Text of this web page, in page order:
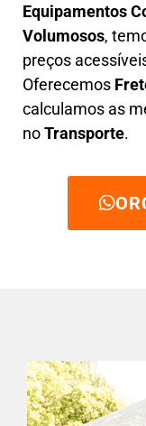
Equipamentos
Volumosos,
preços
Oferecemos F
calculamos as
noTransporte.